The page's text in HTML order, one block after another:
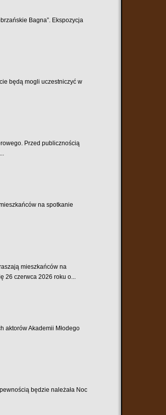
Bagna”. Ekspozycja
będą mogli uczestniczyć w
Przed publicznością
na spotkanie
mieszkańców na
czerwca 2026 roku o...
aktorów Akademii Młodego
będzie należała Noc